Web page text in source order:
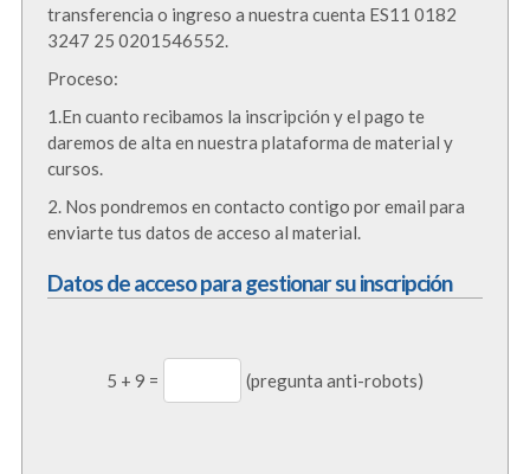
transferencia o ingreso a nuestra cuenta ES11 0182
3247 25 0201546552.
Proceso:
1.En cuanto recibamos la inscripción y el pago te
daremos de alta en nuestra plataforma de material y
cursos.
2. Nos pondremos en contacto contigo por email para
enviarte tus datos de acceso al material.
Datos de acceso para gestionar su inscripción
5 + 9 = (pregunta anti-robots)